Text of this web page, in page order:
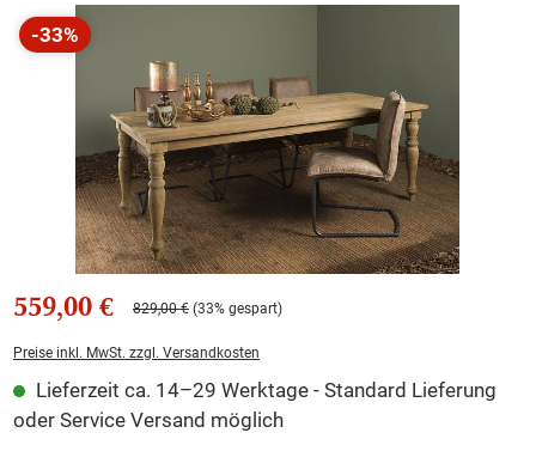
Bildergalerie überspringen
-33%
Rabatt
559,00 € 829,00 € (33% gespart)
Preise inkl. MwSt. zzgl. Versandkosten
Lieferzeit ca. 14–29 Werktage - Standard Lieferung
oder Service Versand möglich